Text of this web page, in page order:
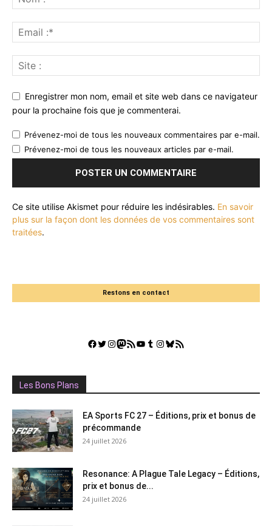
Enregistrer mon nom, email et site web dans ce navigateur
pour la prochaine fois que je commenterai.
Prévenez-moi de tous les nouveaux commentaires par e-mail.
Prévenez-moi de tous les nouveaux articles par e-mail.
Ce site utilise Akismet pour réduire les indésirables. En savoir
plus sur la façon dont les données de vos commentaires sont
traitées.
Restons en contact
Facebook
Twitter
Instagram
Mastodon
Flux RSSYouTube
Tumblr
Instagram
Bluesky
GestGame
Les Bons Plans
EA Sports FC 27 – Éditions, prix et bonus de
précommande
24 juillet 2026
Resonance: A Plague Tale Legacy – Éditions,
prix et bonus de...
24 juillet 2026